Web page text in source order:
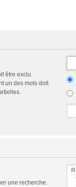
être exclu.
un des mots doit
une recherche.